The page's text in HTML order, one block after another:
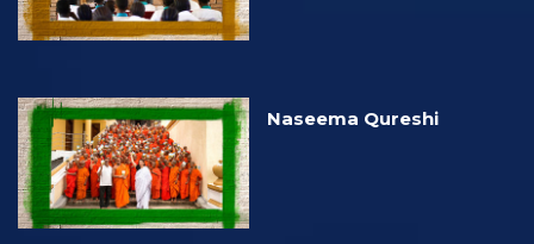
Naseema Qureshi